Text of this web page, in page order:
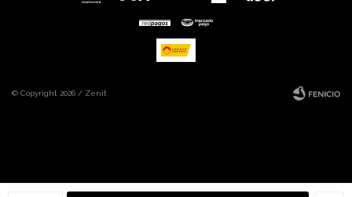
© Copyright 2026 / Zenit